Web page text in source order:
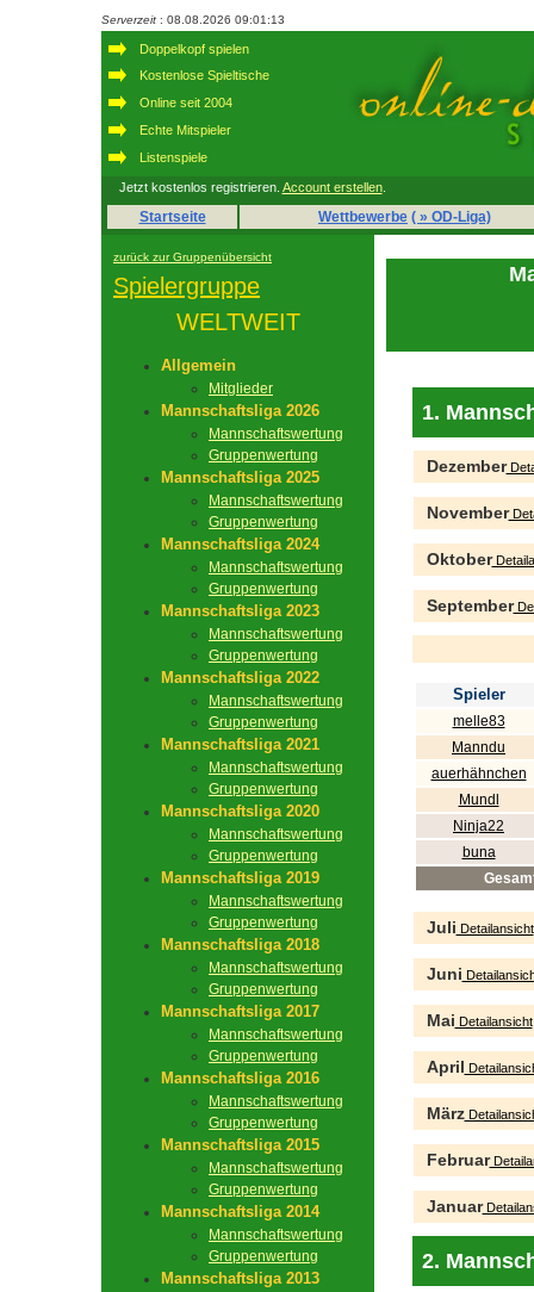
Serverzeit : 08.08.2026 09:01:13
Doppelkopf spielen
Kostenlose Spieltische
Online seit 2004
Echte Mitspieler
Listenspiele
Jetzt kostenlos registrieren. Account erstellen.
Startseite Wettbewerbe ( » OD-Liga)
zurück zur Gruppenübersicht
Spielergruppe
WELTWEIT
Allgemein
Mitglieder
Mannschaftsliga 2026
Mannschaftswertung
Gruppenwertung
Mannschaftsliga 2025
Mannschaftswertung
Gruppenwertung
Mannschaftsliga 2024
Mannschaftswertung
Gruppenwertung
Mannschaftsliga 2023
Mannschaftswertung
Gruppenwertung
Mannschaftsliga 2022
Mannschaftswertung
Gruppenwertung
Mannschaftsliga 2021
Mannschaftswertung
Gruppenwertung
Mannschaftsliga 2020
Mannschaftswertung
Gruppenwertung
Mannschaftsliga 2019
Mannschaftswertung
Gruppenwertung
Mannschaftsliga 2018
Mannschaftswertung
Gruppenwertung
Mannschaftsliga 2017
Mannschaftswertung
Gruppenwertung
Mannschaftsliga 2016
Mannschaftswertung
Gruppenwertung
Mannschaftsliga 2015
Mannschaftswertung
Gruppenwertung
Mannschaftsliga 2014
Mannschaftswertung
Gruppenwertung
Mannschaftsliga 2013
1.
Dezember
November
Oktober
September
Spieler
melle83
Manndu
auerhähnchen
Mundl
Ninja22
buna
Juli Detailansicht
Juni
Mai Detailansicht
April
März
Februar
Januar
2.